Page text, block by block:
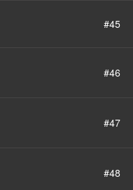
#45
#46
#47